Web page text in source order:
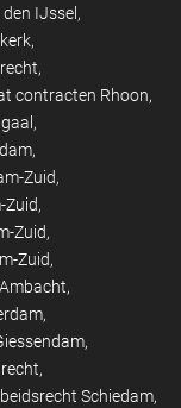
IJssel
contracten Rhoon
Zuid
Zuid
Zuid
Schiedam